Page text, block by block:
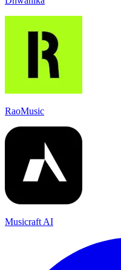
RaoMusic
Musicraft AI